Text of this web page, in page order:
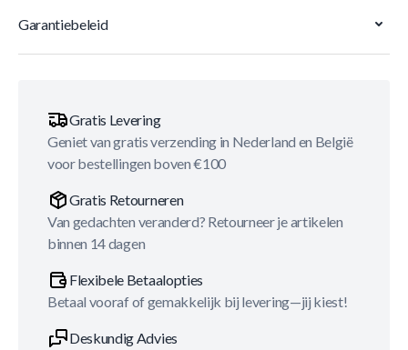
Garantiebeleid
Gratis Levering
Geniet van gratis verzending in Nederland en België
voor bestellingen boven €100
Gratis Retourneren
Van gedachten veranderd? Retourneer je artikelen
binnen 14 dagen
Flexibele Betaalopties
Betaal vooraf of gemakkelijk bij levering—jij kiest!
Deskundig Advies